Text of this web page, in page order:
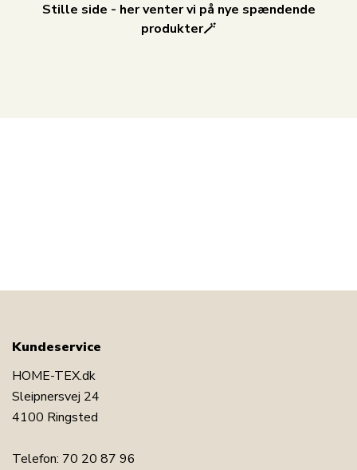
Stille side - her venter vi på nye spændende
produkter🪄
Kundeservice
HOME-TEX.dk
Sleipnersvej 24
4100 Ringsted
Telefon: 70 20 87 96